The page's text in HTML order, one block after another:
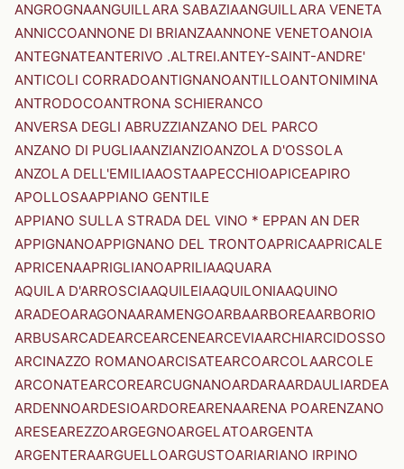
ANGROGNAANGUILLARA SABAZIAANGUILLARA VENETA
ANNICCOANNONE DI BRIANZAANNONE VENETOANOIA
ANTEGNATEANTERIVO .ALTREI.ANTEY-SAINT-ANDRE'
ANTICOLI CORRADOANTIGNANOANTILLOANTONIMINA
ANTRODOCOANTRONA SCHIERANCO
ANVERSA DEGLI ABRUZZIANZANO DEL PARCO
ANZANO DI PUGLIAANZIANZIOANZOLA D'OSSOLA
ANZOLA DELL'EMILIAAOSTAAPECCHIOAPICEAPIRO
APOLLOSAAPPIANO GENTILE
APPIANO SULLA STRADA DEL VINO * EPPAN AN DER
APPIGNANOAPPIGNANO DEL TRONTOAPRICAAPRICALE
APRICENAAPRIGLIANOAPRILIAAQUARA
AQUILA D'ARROSCIAAQUILEIAAQUILONIAAQUINO
ARADEOARAGONAARAMENGOARBAARBOREAARBORIO
ARBUSARCADEARCEARCENEARCEVIAARCHIARCIDOSSO
ARCINAZZO ROMANOARCISATEARCOARCOLAARCOLE
ARCONATEARCOREARCUGNANOARDARAARDAULIARDEA
ARDENNOARDESIOARDOREARENAARENA POARENZANO
ARESEAREZZOARGEGNOARGELATOARGENTA
ARGENTERAARGUELLOARGUSTOARIARIANO IRPINO